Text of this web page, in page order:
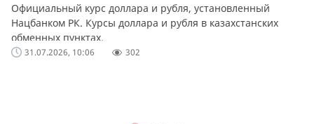
Официальный курс доллара и рубля, установленный
Нацбанком РК. Курсы доллара и рубля в казахстанских
обменных пунктах.
31.07.2026, 10:06 302